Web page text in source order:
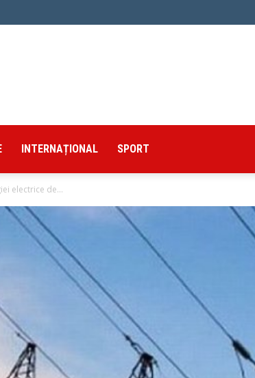
INTERNAȚIONAL SPORT
electrice de...